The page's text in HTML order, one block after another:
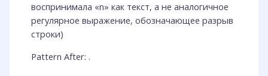
воспринимала «n» как текст, а не аналогичное
регулярное выражение, обозначающее разрыв
строки)
Pattern After: .